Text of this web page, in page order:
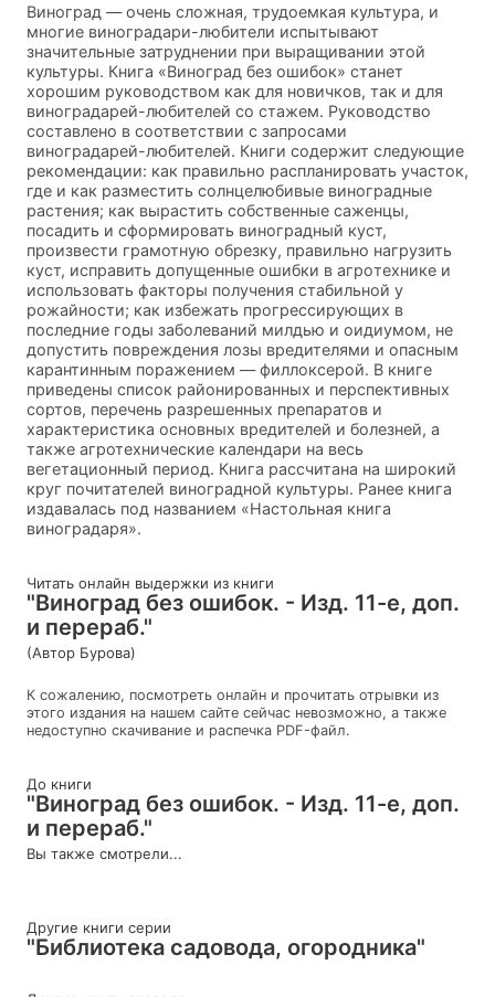
Виноград — очень сложная, трудоемкая культура, и
многие виноградари-любители испытывают
значительные затруднении при выращивании этой
культуры. Книга «Виноград без ошибок» станет
хорошим руководством как для новичков, так и для
виноградарей-любителей со стажем. Руководство
составлено в соответствии с запросами
виноградарей-любителей. Книги содержит следующие
рекомендации: как правильно распланировать участок,
где и как разместить солнцелюбивые виноградные
растения; как вырастить собственные саженцы,
посадить и сформировать виноградный куст,
произвести грамотную обрезку, правильно нагрузить
куст, исправить допущенные ошибки в aгpoтехнике и
использовать факторы получения стабильной у
рожайности; как избежать прогрессирующих в
последние годы заболеваний милдью и оидиумом, не
допустить повреждения лозы вредителями и опасным
карантинным поражением — филлоксерой. В книге
приведены список районированных и перспективных
сортов, перечень разрешенных препаратов и
характеристика основных вредителей и болезней, а
также агротехнические календари на весь
вегетационный период. Книга рассчитана на широкий
круг почитателей виноградной культуры. Ранее книга
издавалась под названием «Настольная книга
виноградаря».
Читать онлайн выдержки из книги
"Виноград без ошибок. - Изд. 11-е, доп.
и перераб."
(Автор Бурова)
К сожалению, посмотреть онлайн и прочитать отрывки из
этого издания на нашем сайте сейчас невозможно, а также
недоступно скачивание и распечка PDF-файл.
До книги
"Виноград без ошибок. - Изд. 11-е, доп.
и перераб."
Вы также смотрели...
Другие книги серии
"Библиотека садовода, огородника"